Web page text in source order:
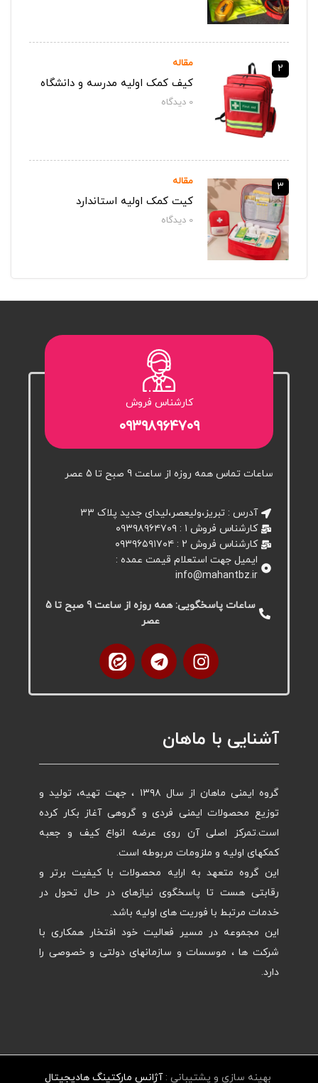
2 مقاله
کیف کمک اولیه مدرسه و دانشگاه
0دیدگاه‌
3 مقاله
کیت کمک اولیه استاندارد
0دیدگاه‌
کارشناس فروش
۰۹۳۹۸۹۶۴۷۰۹
ساعات تماس همه روزه از ساعت 9 صبح تا 5 عصر
آدرس : تبریز،ولیعصر،لیدای جدید پلاک ۳۳
کارشناس فروش ۱ : ۰۹۳۹۸۹۶۴۷۰۹
کارشناس فروش 2 : ۰۹۳۹۶۵۹۱۷۰۴
ایمیل جهت استعلام قیمت عمده :
info@mahantbz.ir
ساعات پاسخگویی: همه روزه از ساعت 9 صبح تا 5
عصر
آشنایی با ماهان
گروه ایمنی ماهان از سال ۱۳۹۸ ، جهت تهیه، تولید و
توزیع محصولات ایمنی فردی و گروهی آغاز بکار کرده
است.تمرکز اصلی آن روی عرضه انواع کیف و جعبه
کمکهای اولیه و ملزومات مربوطه است.
این گروه متعهد به ارایه محصولات با کیفیت برتر و
رقابتی هست تا پاسخگوی نیازهای در حال تحول در
خدمات مرتبط با فوریت های اولیه باشد.
این مجموعه در مسیر فعالیت خود افتخار همکاری با
شرکت ها ، موسسات و سازمانهای دولتی و خصوصی را
دارد.
بهینه سازی و پشتیبانی : آژانس مارکتینگ هادیجیتال